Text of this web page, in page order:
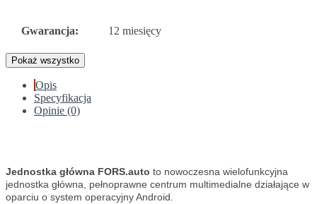
Gwarancja: 12 miesięcy
Pokaż wszystko
Opis
Specyfikacja
Opinie (0)
Jednostka główna FORS.auto to nowoczesna wielofunkcyjna
jednostka główna, pełnoprawne centrum multimedialne działające w
oparciu o system operacyjny Android.